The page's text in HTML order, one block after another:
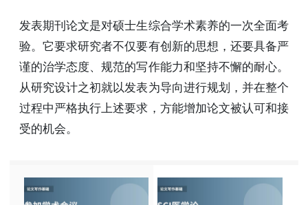
发表期刊论文是对硕士生综合学术素养的一次全面考
验。它要求研究者不仅要有创新的思想，还要具备严
谨的治学态度、规范的写作能力和坚持不懈的耐心。
从研究设计之初就以发表为导向进行规划，并在整个
过程中严格执行上述要求，方能增加论文被认可和接
受的机会。